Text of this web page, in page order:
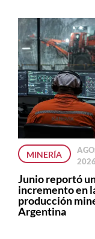
MINERÍA
2026
Junio reportó
incremento en
producción
Argentina